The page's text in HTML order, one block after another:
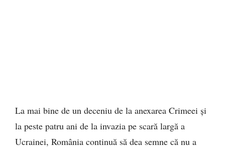
La mai bine de un deceniu de la anexarea Crimeei și
la peste patru ani de la invazia pe scară largă a
Ucrainei, România continuă să dea semne că nu a